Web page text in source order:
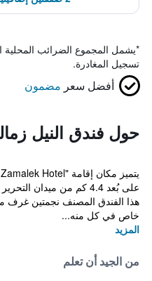
*يشمل المجموع الضرائب المحلية
تسجيل المغادرة.
أفضل سعر مضمون
حول فندق النيل
هذا الفندق المصنف نجمتين غرف
خاص في كل منه...
المزيد
من الجيد أن تعلم